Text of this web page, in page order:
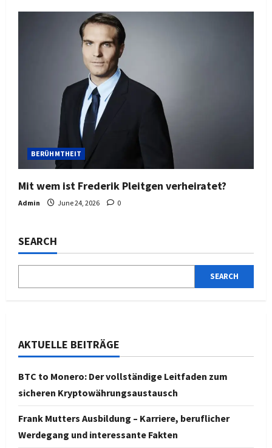
BERÜHMTHEIT
Mit wem ist Frederik Pleitgen verheiratet?
Admin June 24, 2026 0
SEARCH
SEARCH
AKTUELLE BEITRÄGE
BTC to Monero: Der vollständige Leitfaden zum
sicheren Kryptowährungsaustausch
Frank Mutters Ausbildung – Karriere, beruflicher
Werdegang und interessante Fakten